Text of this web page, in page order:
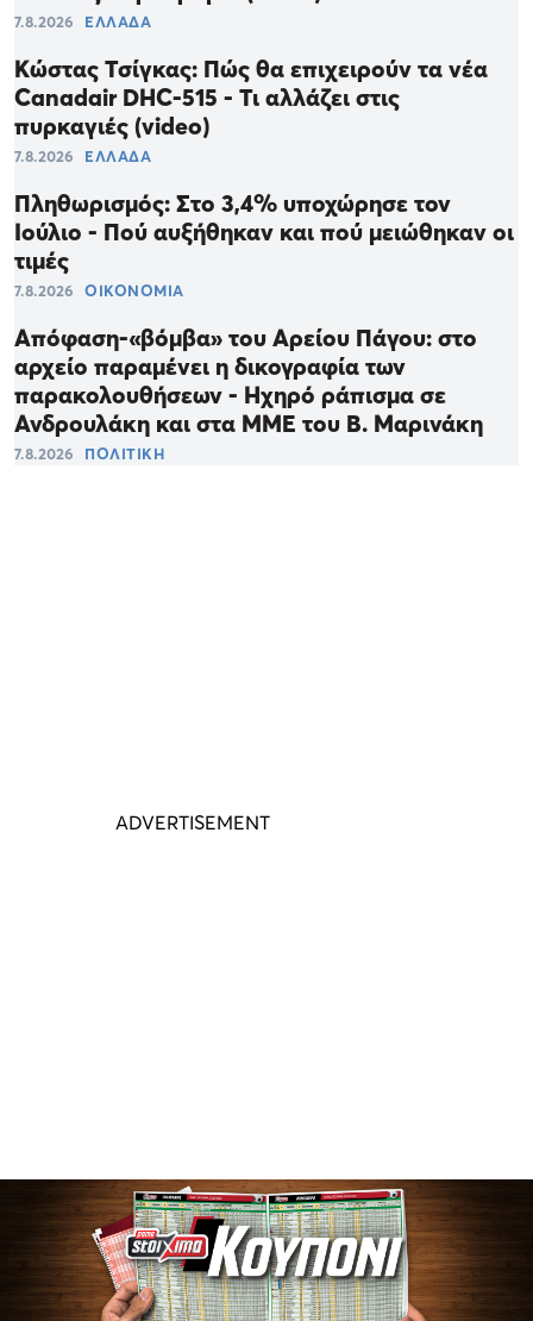
7.8.2026 ΕΛΛΑΔΑ
Κώστας Τσίγκας: Πώς θα επιχειρούν τα νέα
Canadair DHC-515 - Τι αλλάζει στις
πυρκαγιές (video)
7.8.2026 ΕΛΛΑΔΑ
Πληθωρισμός: Στο 3,4% υποχώρησε τον
Ιούλιο - Πού αυξήθηκαν και πού μειώθηκαν οι
τιμές
7.8.2026 ΟΙΚΟΝΟΜΙΑ
Απόφαση-«βόμβα» του Αρείου Πάγου: στο
αρχείο παραμένει η δικογραφία των
παρακολουθήσεων - Ηχηρό ράπισμα σε
Ανδρουλάκη και στα ΜΜΕ του Β. Μαρινάκη
7.8.2026 ΠΟΛΙΤΙΚΗ